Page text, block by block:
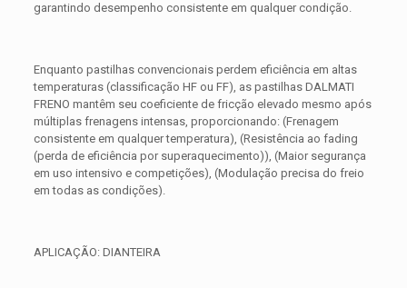
garantindo desempenho consistente em qualquer condição.
Enquanto pastilhas convencionais perdem eficiência em altas
temperaturas (classificação HF ou FF), as pastilhas DALMATI
FRENO mantêm seu coeficiente de fricção elevado mesmo após
múltiplas frenagens intensas, proporcionando: (Frenagem
consistente em qualquer temperatura), (Resistência ao fading
(perda de eficiência por superaquecimento)), (Maior segurança
em uso intensivo e competições), (Modulação precisa do freio
em todas as condições).
APLICAÇÃO: DIANTEIRA